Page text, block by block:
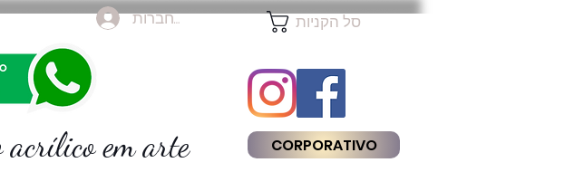
להתחברות
acrílico em arte
סל הקניות
CORPORATIVO